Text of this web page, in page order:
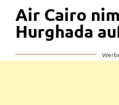
Air Cairo
Hurghada